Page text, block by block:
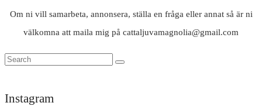
Om ni vill samarbeta, annonsera, ställa en fråga eller annat så är ni
välkomna att maila mig på cattaljuvamagnolia@gmail.com
Instagram